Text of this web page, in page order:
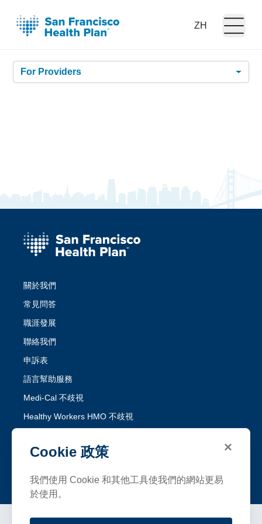
Language:Open
For Providers
關於我們
常見問答
職涯發展
聯絡我們
申訴表
語言幫助服務
Medi-Cal 不歧視
Healthy Workers HMO 不歧視
關注 SFHP
FacebookThreadsInstagramLinkedInYouTube
條款和條件
×
Cookie 政策
我們使用 Cookie 和其他工具使我們的網站更易
於使用。